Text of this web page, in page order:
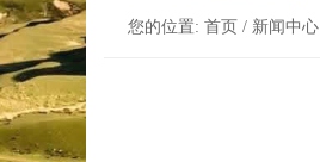
您的位置: 首页 / 新闻中心